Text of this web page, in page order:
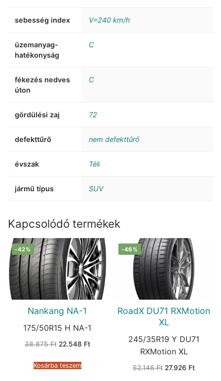
sebesség index V=240 km/h
üzemanyag-
hatékonyság
C
fékezés nedves
úton
C
gördülési zaj 72
defekttűrő nem defekttűrő
évszak Téli
jármű típus SUV
Kapcsolódó termékek
-42%
Nankang NA-1
175/50R15 H NA-1
38.875Ft Original
38.875 Ft.
22.548 FtCurrent
Kosárba teszem
-46%
RoadX DU71 RXMotion
XL
245/35R19 Y DU71
RXMotion XL
52.146Ft Original
27.926 FtCurrent